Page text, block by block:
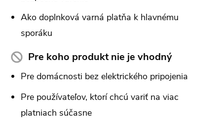
Ako doplnková varná platňa k hlavnému
sporáku
Pre koho produkt nie je vhodný
Pre domácnosti bez elektrického pripojenia
Pre používateľov, ktorí chcú variť na viac
platniach súčasne